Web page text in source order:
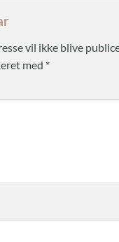
vil ikke blive
med *